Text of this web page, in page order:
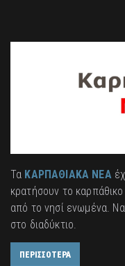
Τα ΚΑΡΠΑΘΙΑΚΑ ΝΕΑ
κρατήσουν το
από το νησί ενωμένα.
στο διαδύκτιο.
ΠΕΡΙΣΣΟΤΕΡΑ